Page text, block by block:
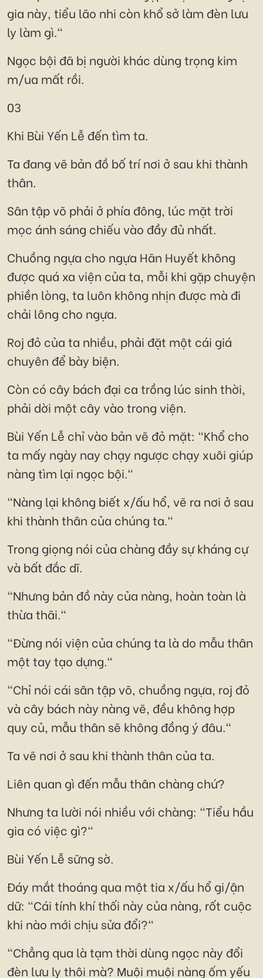
gia này, tiểu lão nhi còn khổ sở làm đèn lưu
ly làm gì."
Ngọc bội đã bị người khác dùng trọng kim
m/ua mất rồi.
03
Khi Bùi Yến Lễ đến tìm ta.
Ta đang vẽ bản đồ bố trí nơi ở sau khi thành
thân.
Sân tập võ phải ở phía đông, lúc mặt trời
mọc ánh sáng chiếu vào đầy đủ nhất.
Chuồng ngựa cho ngựa Hãn Huyết không
được quá xa viện của ta, mỗi khi gặp chuyện
phiền lòng, ta luôn không nhịn được mà đi
chải lông cho ngựa.
Roj đỏ của ta nhiều, phải đặt một cái giá
chuyên để bày biện.
Còn có cây bách đại ca trồng lúc sinh thời,
phải dời một cây vào trong viện.
Bùi Yến Lễ chỉ vào bản vẽ đỏ mặt: "Khổ cho
ta mấy ngày nay chạy ngược chạy xuôi giúp
nàng tìm lại ngọc bội."
"Nàng lại không biết x/ấu hổ, vẽ ra nơi ở sau
khi thành thân của chúng ta."
Trong giọng nói của chàng đầy sự kháng cự
và bất đắc dĩ.
"Nhưng bản đồ này của nàng, hoàn toàn là
thừa thãi."
"Đừng nói viện của chúng ta là do mẫu thân
một tay tạo dựng."
"Chỉ nói cái sân tập võ, chuồng ngựa, roj đỏ
và cây bách này nàng vẽ, đều không hợp
quy củ, mẫu thân sẽ không đồng ý đâu."
Ta vẽ nơi ở sau khi thành thân của ta.
Liên quan gì đến mẫu thân chàng chứ?
Nhưng ta lười nói nhiều với chàng: "Tiểu hầu
gia có việc gì?"
Bùi Yến Lễ sững sờ.
Đáy mắt thoáng qua một tia x/ấu hổ gi/ận
dữ: "Cái tính khí thối này của nàng, rốt cuộc
khi nào mới chịu sửa đổi?"
"Chẳng qua là tạm thời dùng ngọc này đổi
đèn lưu ly thôi mà? Muội muội nàng ốm yếu